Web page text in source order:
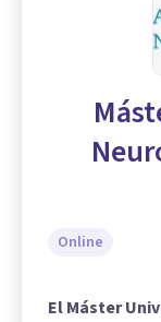
Online
El Máster